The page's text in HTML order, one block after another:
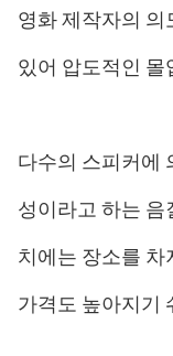
영화 제작자의
있어 압도적인
다수의 스피커에
성이라고 하는
치에는 장소를
가격도 높아지기